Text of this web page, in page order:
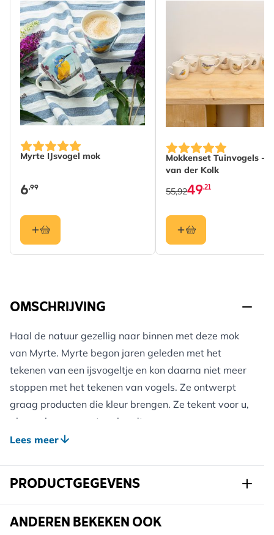
Myrte IJsvogel mok
6,99
Mokkenset Tuinvogels -
van der Kolk
De prijs is afhankelijk
55,9249,21
OMSCHRIJVING
Haal de natuur gezellig naar binnen met deze mok
van Myrte. Myrte begon jaren geleden met het
tekenen van een ijsvogeltje en kon daarna niet meer
stoppen met het tekenen van vogels. Ze ontwerpt
graag producten die kleur brengen. Ze tekent voor u,
als u ook zo van natuur houdt.
Deze mok is voorzien van een tekening van een
mokken. Allemaal voorzien van de kenmerkende
Myrte tekeningen met mooie kleurstellingen. De
mokken hebben een inhoud van 310 ml, zijn gemaakt
Lees meer
PRODUCTGEGEVENS
Art.nr. 979680119
ANDEREN BEKEKEN OOK